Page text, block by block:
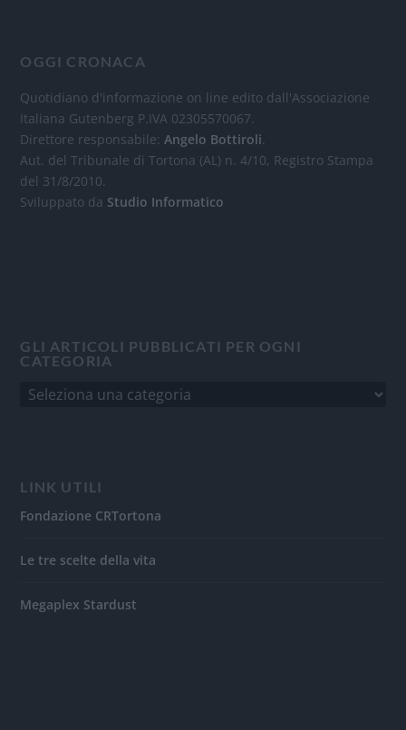
OGGI CRONACA
Quotidiano d'informazione on line edito dall'Associazione
Italiana Gutenberg P.IVA 02305570067.
Direttore responsabile:Angelo Bottiroli.
Aut. del Tribunale di Tortona (AL) n. 4/10, Registro Stampa
del 31/8/2010.
Sviluppato da Studio Informatico
GLI ARTICOLI PUBBLICATI PER OGNI
CATEGORIA
LINK UTILI
Fondazione CRTortona
Le tre scelte della vita
Megaplex Stardust